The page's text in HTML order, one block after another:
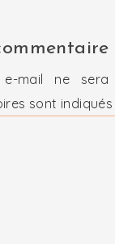
mail ne sera
sont